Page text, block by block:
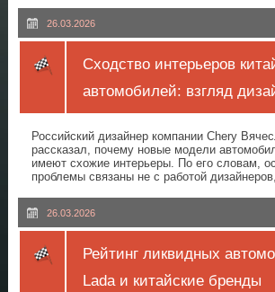
26.03.2026
Сходство интерьеров
автомобилей: взгляд
Российский дизайнер компании Chery
рассказал, почему новые модели
имеют схожие интерьеры. По его словам,
проблемы связаны не с работой
26.03.2026
Рейтинг ликвидных
Lada и китайские бренды